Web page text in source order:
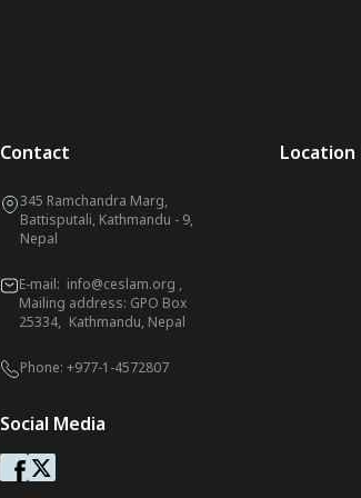
Contact
345 Ramchandra Marg,
Battisputali, Kathmandu - 9,
Nepal
E-mail: info@ceslam.org ,
Mailing address: GPO Box
25334, Kathmandu, Nepal
Phone: +977-1-4572807
Social Media
Location